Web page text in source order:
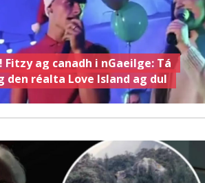
Fitzy ag canadh i nGaeilge: Tá
den réalta Love Island ag dul